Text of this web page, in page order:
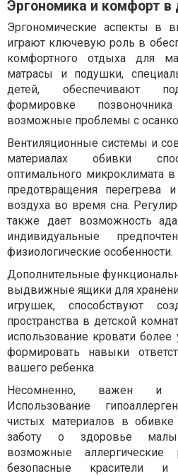
Эргономика и комфорт в
Эргономические аспекты в
играют ключевую роль в
комфортного отдыха для
матрасы и подушки,
детей, обеспечивают
формировке
возможные проблемы с
Вентиляционные системы и
материалах обивки
оптимального микроклимата
предотвращения перегрева
воздуха во время сна.
также дает возможность
индивидуальные
физиологические особенности.
Дополнительные
выдвижные ящики для
игрушек, способствуют
пространства в детской
использование кровати
формировать навыки
вашего ребенка.
Несомненно, важен и
Использование
чистых материалов в
заботу о здоровье
возможные
безопасные красители и